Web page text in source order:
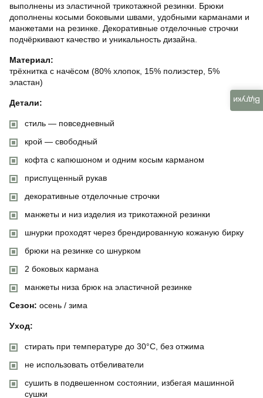
выполнены из эластичной трикотажной резинки. Брюки
дополнены косыми боковыми швами, удобными карманами и
манжетами на резинке. Декоративные отделочные строчки
подчёркивают качество и уникальность дизайна.
Материал:
трёхнитка с начёсом (80% хлопок, 15% полиэстер, 5%
эластан)
Детали:
стиль — повседневный
крой — свободный
кофта с капюшоном и одним косым карманом
приспущенный рукав
декоративные отделочные строчки
манжеты и низ изделия из трикотажной резинки
шнурки проходят через брендированную кожаную бирку
брюки на резинке со шнурком
2 боковых кармана
манжеты низа брюк на эластичной резинке
Сезон: осень / зима
Уход:
стирать при температуре до 30°C, без отжима
не использовать отбеливатели
сушить в подвешенном состоянии, избегая машинной
сушки
Відгуки